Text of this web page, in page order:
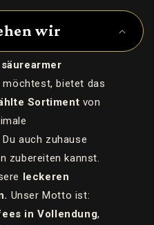
wir
möchtest, bietet das
Sortiment von
auch zuhause
zubereiten kannst.
leckeren
Unser Motto ist:
in Vollendung,